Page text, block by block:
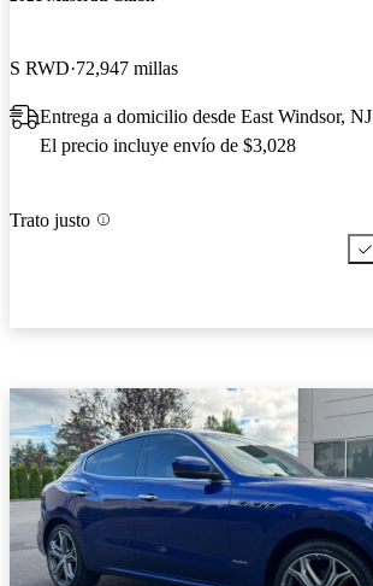
S RWD 72,947 millas
Entrega a domicilio desde East Windsor, NJ
El precio incluye envío de $3,028
Trato justo